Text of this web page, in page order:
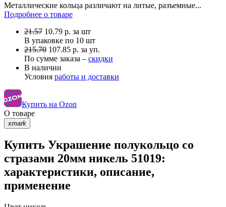
Металлические кольца различают на литые, разъемные...
Подробнее о товаре
21.57 10.79 р. за шт
В упаковке по 10 шт
215.70 107.85 р. за уп.
По сумме заказа – скидки
В наличии
Условия работы и доставки
Купить на Ozon
О товаре
xmark
Купить Украшение полукольцо со
стразами 20мм никель 51019:
характеристики, описание,
применение